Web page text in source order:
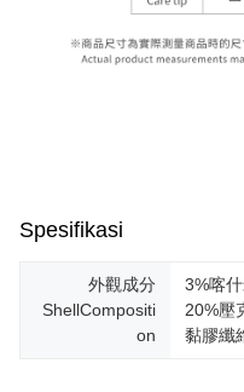
Spesifikasi
外觀成分
ShellCompositi
on
3%喀
20%壓
黏膠纖